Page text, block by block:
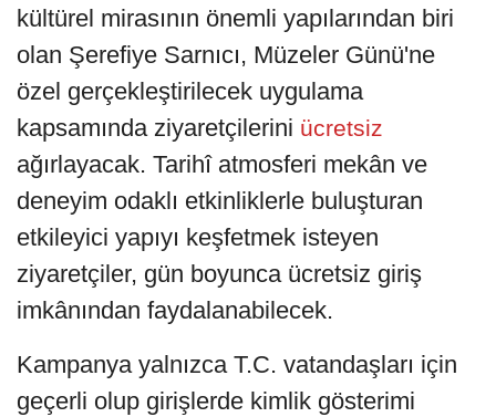
kültürel mirasının önemli yapılarından biri
olan Şerefiye Sarnıcı, Müzeler Günü'ne
özel gerçekleştirilecek uygulama
kapsamında ziyaretçilerini ücretsiz
ağırlayacak. Tarihî atmosferi mekân ve
deneyim odaklı etkinliklerle buluşturan
etkileyici yapıyı keşfetmek isteyen
ziyaretçiler, gün boyunca ücretsiz giriş
imkânından faydalanabilecek.
Kampanya yalnızca T.C. vatandaşları için
geçerli olup girişlerde kimlik gösterimi